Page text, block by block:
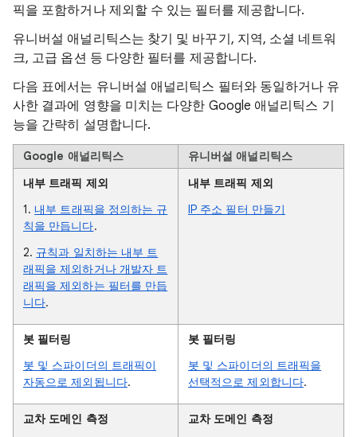
픽을 포함하거나 제외할 수 있는 필터를 제공합니다.
유니버설 애널리틱스는 찾기 및 바꾸기, 지역, 소셜 네트워
크, 고급 옵션 등 다양한 필터를 제공합니다.
다음 표에서는 유니버설 애널리틱스 필터와 동일하거나 유
사한 결과에 영향을 미치는 다양한 Google 애널리틱스 기
능을 간략히 설명합니다.
Google 애널리틱스
유니버설 애널리틱스
내부 트래픽 제외
1. 내부 트래픽을 정의하는 규
칙을 만듭니다.
2. 규칙과 일치하는 내부 트
래픽을 제외하거나 개발자 트
래픽을 제외하는 필터를 만듭
니다.
내부 트래픽 제외
IP 주소 필터 만들기
봇 필터링
봇 및 스파이더의 트래픽이
자동으로 제외됩니다.
봇 필터링
봇 및 스파이더의 트래픽을
선택적으로 제외합니다.
교차 도메인 측정
교차 도메인 측정